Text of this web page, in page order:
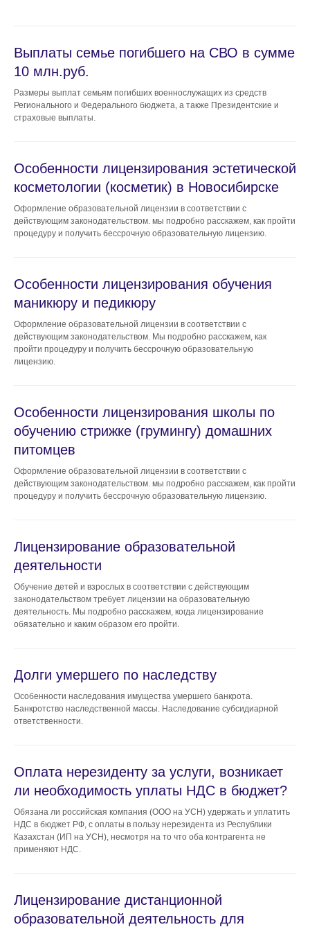
Выплаты семье погибшего на СВО в сумме
10 млн.руб.
Размеры выплат семьям погибших военнослужащих из средств
Регионального и Федерального бюджета, а также Президентские и
страховые выплаты.
Особенности лицензирования эстетической
косметологии (косметик) в Новосибирске
Оформление образовательной лицензии в соответствии с
действующим законодательством. мы подробно расскажем, как пройти
процедуру и получить бессрочную образовательную лицензию.
Особенности лицензирования обучения
маникюру и педикюру
Оформление образовательной лицензии в соответствии с
действующим законодательством. Мы подробно расскажем, как
пройти процедуру и получить бессрочную образовательную
лицензию.
Особенности лицензирования школы по
обучению стрижке (грумингу) домашних
питомцев
Оформление образовательной лицензии в соответствии с
действующим законодательством. мы подробно расскажем, как пройти
процедуру и получить бессрочную образовательную лицензию.
Лицензирование образовательной
деятельности
Обучение детей и взрослых в соответствии с действующим
законодательством требует лицензии на образовательную
деятельность. Мы подробно расскажем, когда лицензирование
обязательно и каким образом его пройти.
Долги умершего по наследству
Особенности наследования имущества умершего банкрота.
Банкротство наследственной массы. Наследование субсидиарной
ответственности.
Оплата нерезиденту за услуги, возникает
ли необходимость уплаты НДС в бюджет?
Обязана ли российская компания (ООО на УСН) удержать и уплатить
НДС в бюджет РФ, с оплаты в пользу нерезидента из Республики
Казахстан (ИП на УСН), несмотря на то что оба контрагента не
применяют НДС.
Лицензирование дистанционной
образовательной деятельность для
2GIS
ЯНДЕКС КАРТЫ
Получить
ОТПРАВИТЬ